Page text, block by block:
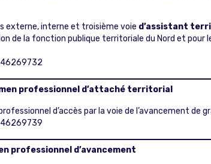
externe, interne et troisième voie d’assistant
de la fonction publique territoriale du Nord et
professionnel d’attaché territorial
d’accès par la voie de l’avancement de
professionnel d’avancement